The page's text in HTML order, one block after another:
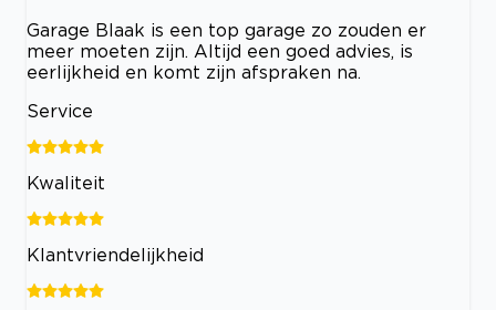
Garage Blaak is een top garage zo zouden er
meer moeten zijn. Altijd een goed advies, is
eerlijkheid en komt zijn afspraken na.
Service
Kwaliteit
Klantvriendelijkheid